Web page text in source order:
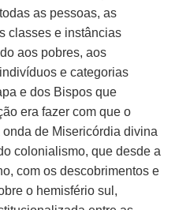
as pessoas, as
classes e instâncias
aos pobres, aos
e categorias
e dos Bispos que
era fazer com que o
de Misericórdia divina
colonialismo, que desde a
com os descobrimentos e
o hemisfério sul,